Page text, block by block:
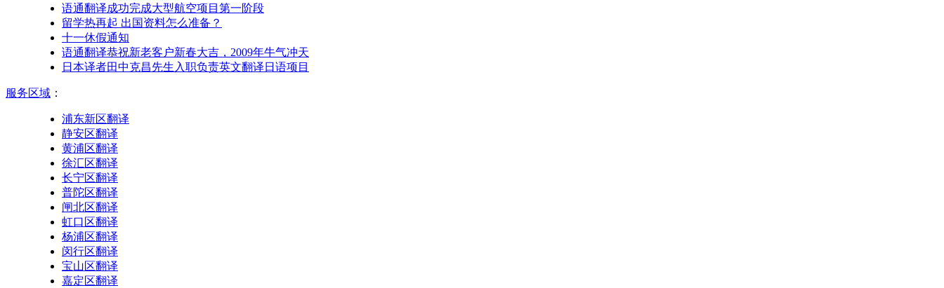
语通翻译成功完成大型航空项目第一阶段
留学热再起 出国资料怎么准备？
十一休假通知
语通翻译恭祝新老客户新春大吉，2009年牛气冲天
日本译者田中克昌先生入职负责英文翻译日语项目
服务区域 ：
浦东新区翻译
静安区翻译
黄浦区翻译
徐汇区翻译
长宁区翻译
普陀区翻译
闸北区翻译
虹口区翻译
杨浦区翻译
闵行区翻译
宝山区翻译
嘉定区翻译